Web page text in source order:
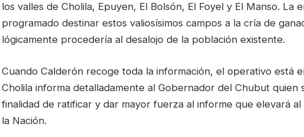
los valles de Cholila, Epuyen, El Bolsón, El Foyel y El Manso. La
programado destinar estos valiosísimos campos a la cría de
lógicamente procedería al desalojo de la población existente.
Cuando Calderón recoge toda la información, el operativo está
Cholila informa detalladamente al Gobernador del Chubut quien
finalidad de ratificar y dar mayor fuerza al informe que elevará
la Nación.